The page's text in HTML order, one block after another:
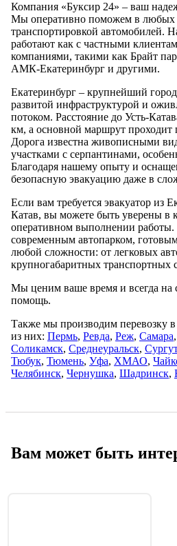
Компания «Буксир 24» – ваш
Мы оперативно поможем в любых
транспортировкой автомобилей.
работают как с частными
компаниями, такими как Брайт
АМК-Екатеринбург и другими.
Екатеринбург – крупнейший
развитой инфраструктурой и
потоком. Расстояние до Усть-
км, а основной маршрут проходит
Дорога известна живописными
участками с серпантинами,
Благодаря нашему опыту и
безопасную эвакуацию даже в
Если вам требуется эвакуатор из
Катав, вы можете быть уверены в
оперативном выполнении работы.
современным автопарком, готовым
любой сложности: от легковых
крупногабаритных транспортных
Мы ценим ваше время и всегда на
помощь.
Также мы производим перевозку в
из них: Пермь, Ревда, Реж, Самара,
Соликамск, Среднеуральск, Сургут
Тюбук, Тюмень, Уфа, ХМАО,
Челябинск, Чернушка, Шадринск,
Вам может быть